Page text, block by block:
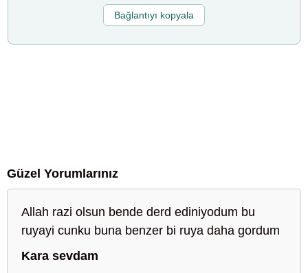
Bağlantıyı kopyala
Güzel Yorumlarınız
Allah razi olsun bende derd ediniyodum bu
ruyayi cunku buna benzer bi ruya daha gordum
Kara sevdam